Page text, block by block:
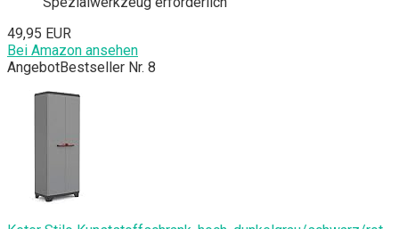
49,95 EUR
Bei Amazon ansehen
AngebotBestseller Nr. 8